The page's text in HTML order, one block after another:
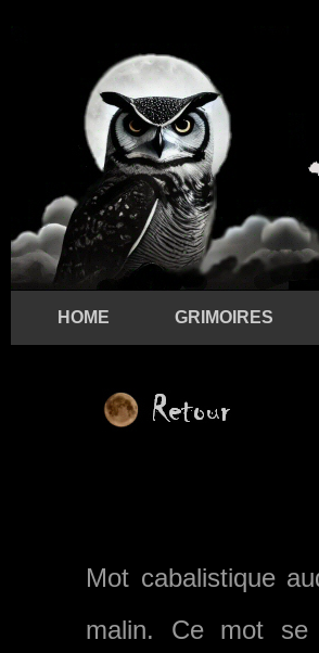
HOME GRIMOIRES
Mot cabalistique
malin. Ce mot se